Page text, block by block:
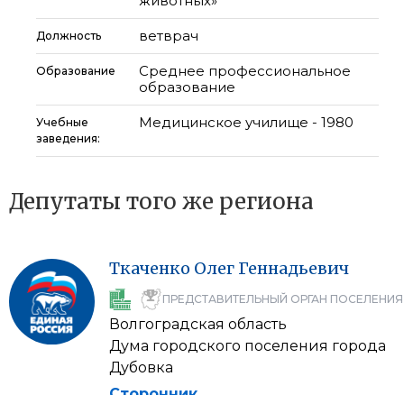
Должность ветврач
Образование
Среднее профессиональное
образование
Учебные
заведения:
Медицинское училище - 1980
Депутаты того же региона
Ткаченко Олег Геннадьевич
ПРЕДСТАВИТЕЛЬНЫЙ ОРГАН ПОСЕЛЕНИЯ
Волгоградская область
Дума городского поселения города
Дубовка